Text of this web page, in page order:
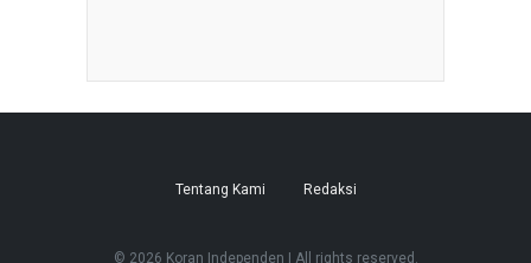
Tentang Kami Redaksi
© 2026 Koran Independen | All rights reserved.